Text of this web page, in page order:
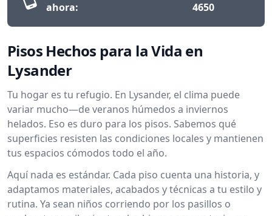
ahora:
4650
Pisos Hechos para la Vida en
Lysander
Tu hogar es tu refugio. En Lysander, el clima puede
variar mucho—de veranos húmedos a inviernos
helados. Eso es duro para los pisos. Sabemos qué
superficies resisten las condiciones locales y mantienen
tus espacios cómodos todo el año.
Aquí nada es estándar. Cada piso cuenta una historia, y
adaptamos materiales, acabados y técnicas a tu estilo y
rutina. Ya sean niños corriendo por los pasillos o